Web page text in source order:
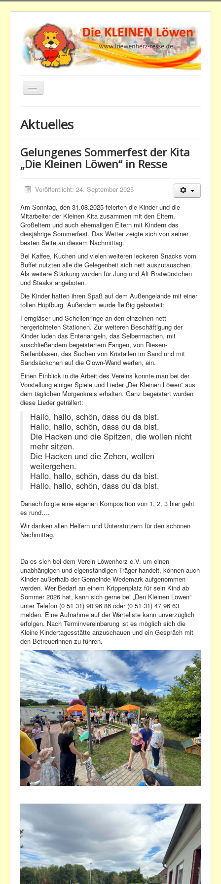
Navigation
Home
Aktuelles
Der Verein
Impressum
Datenschutzerklärung
Kontakt
Aktuelles
Gelungenes Sommerfest der Kita
„Die Kleinen Löwen“ in Resse
Veröffentlicht: 24. September 2025
Am Sonntag, den 31.08.2025 feierten die Kinder und die
Mitarbeiter der Kleinen Kita zusammen mit den Eltern,
Großeltern und auch ehemaligen Eltern mit Kindern das
diesjährige Sommerfest. Das Wetter zeigte sich von seiner
besten Seite an diesem Nachmittag.
Bei Kaffee, Kuchen und vielen weiteren leckeren Snacks vom
Buffet nutzten alle die Gelegenheit sich nett auszutauschen.
Als weitere Stärkung wurden für Jung und Alt Bratwürstchen
und Steaks angeboten.
Die Kinder hatten ihren Spaß auf dem Außengelände mit einer
tollen Hüpfburg. Außerdem wurde fleißig gebastelt:
Ferngläser und Schellenringe an den einzelnen nett
hergerichteten Stationen. Zur weiteren Beschäftigung der
Kinder luden das Entenangeln, das Selbermachen, mit
anschließendem begeistertem Fangen, von Riesen-
Seifenblasen, das Suchen von Kristallen im Sand und mit
Sandsäckchen auf die Clown-Wand werfen, ein.
Einen Einblick in die Arbeit des Vereins konnte man bei der
Vorstellung einiger Spiele und Lieder „Der Kleinen Löwen“ aus
dem täglichen Morgenkreis erhalten. Ganz begeistert wurden
diese Lieder geträllert:
Hallo, hallo, schön, dass du da bist.
Hallo, hallo, schön, dass du da bist.
Die Hacken und die Spitzen, die wollen nicht
mehr sitzen.
Die Hacken und die Zehen, wollen
weitergehen.
Hallo, hallo, schön, dass du da bist.
Hallo, hallo, schön, dass du da bist.
Danach folgte eine eigenen Komposition von 1, 2, 3 hier geht
es rund….
Wir danken allen Helfern und Unterstützern für den schönen
Nachmittag.
Da es sich bei dem Verein Löwenherz e.V. um einen
unabhängigen und eigenständigen Träger handelt, können auch
Kinder außerhalb der Gemeinde Wedemark aufgenommen
werden. Wer Bedarf an einem Krippenplatz für sein Kind ab
Sommer 2026 hat, kann sich gerne bei „Den Kleinen Löwen“
unter Telefon (0 51 31) 90 96 86 oder (0 51 31) 47 96 63
melden. Eine Aufnahme auf der Warteliste kann unverzüglich
erfolgen. Nach Terminvereinbarung ist es möglich sich die
Kleine Kindertagesstätte anzuschauen und ein Gespräch mit
den Betreuerinnen zu führen.